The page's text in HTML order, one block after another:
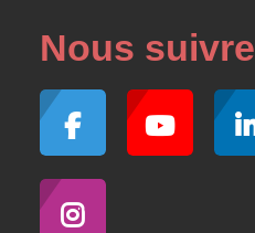
Nous suivre